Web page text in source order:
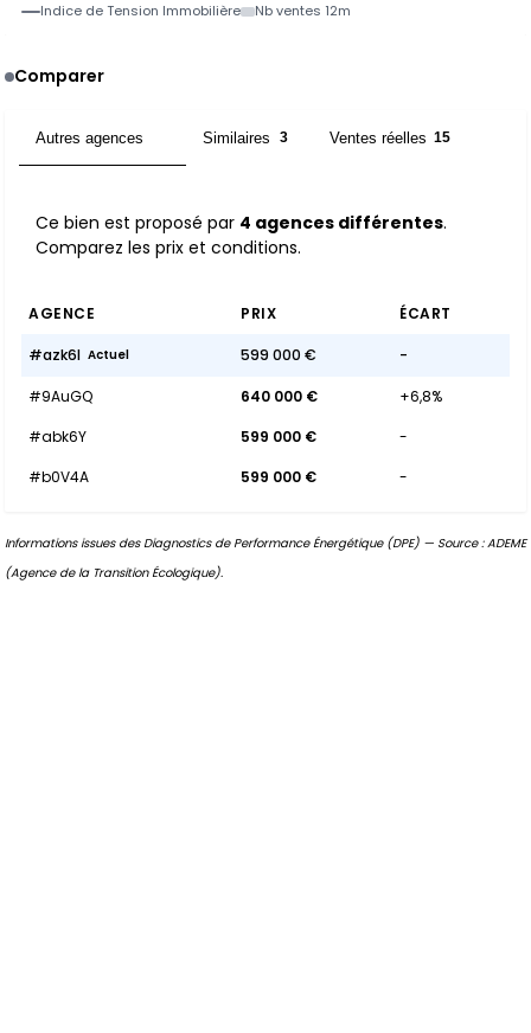
Indice de Tension Immobilière Nb ventes 12m
Comparer
Autres agences Similaires 3 Ventes réelles 15
Ce bien est proposé par 4 agences différentes.
Comparez les prix et conditions.
AGENCE PRIX ÉCART
#azk6l Actuel 599 000 € -
#9AuGQ 640 000 €
+6,8%
#abk6Y
599 000 €
-
#b0V4A
599 000 € -
Informations issues des Diagnostics de Performance Énergétique (DPE) — Source : ADEME
(Agence de la Transition Écologique).